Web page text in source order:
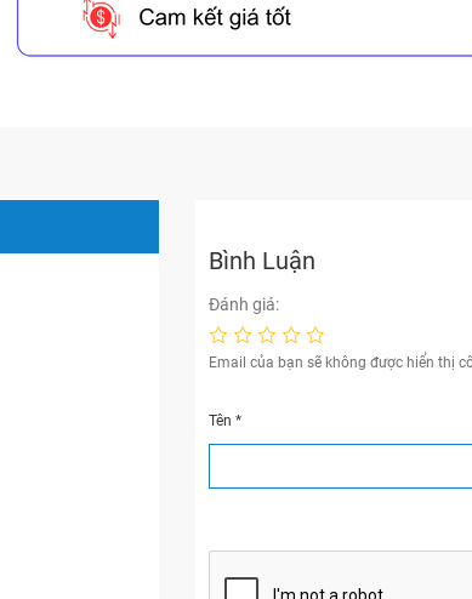
Bình Luận
Đánh giá:
Email của bạn sẽ không được hiển thị
Tên*